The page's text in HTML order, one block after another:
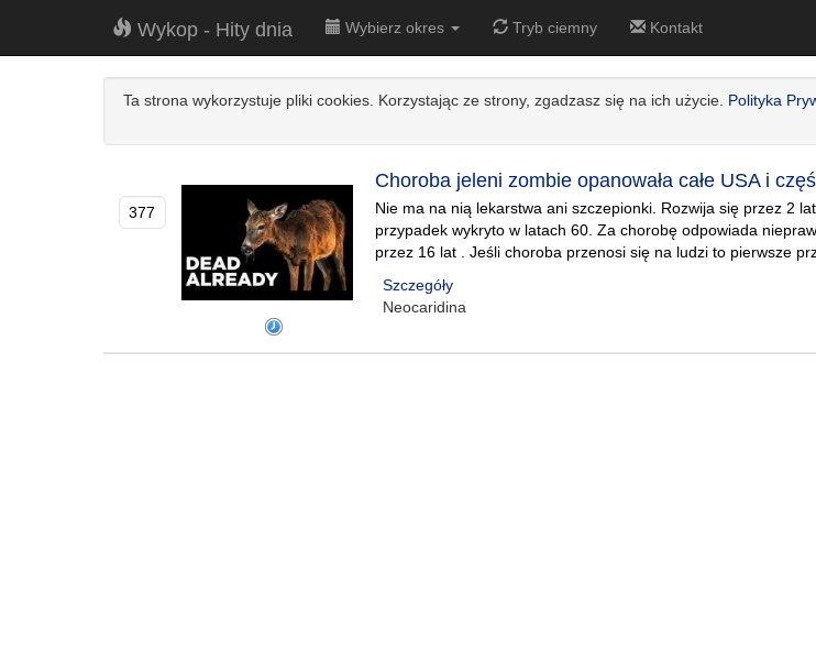
Wykop - Hity dnia Wybierz okres Tryb ciemny Kontakt
Ta strona wykorzystuje pliki cookies. Korzystając ze strony, zgadzasz się na ich użycie. Polityka
377
Choroba jeleni zombie opanowała całe USA i
Nie ma na nią lekarstwa ani szczepionki. Rozwija się przez 2
przypadek wykryto w latach 60. Za chorobę odpowiada
przez 16 lat . Jeśli choroba przenosi się na ludzi to pierwsze
Szczegóły
Neocaridina